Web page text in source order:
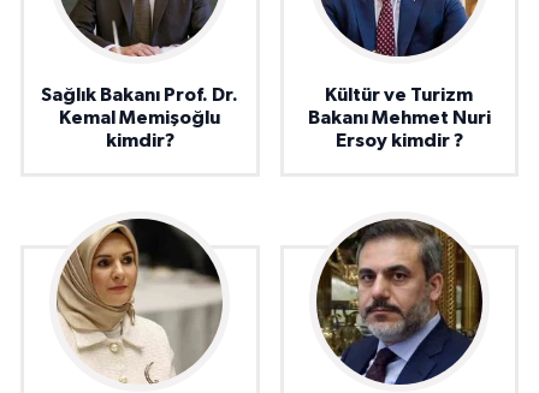
Sağlık Bakanı Prof. Dr.
Kemal Memişoğlu
kimdir?
Kültür ve Turizm
Bakanı Mehmet Nuri
Ersoy kimdir ?